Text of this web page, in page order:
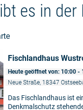
es in der
Fischlandhaus
Heute geöffnet von: 10:00 -
Neue Straße, 18347
Das Fischlandhaus ist
Denkmalschutz